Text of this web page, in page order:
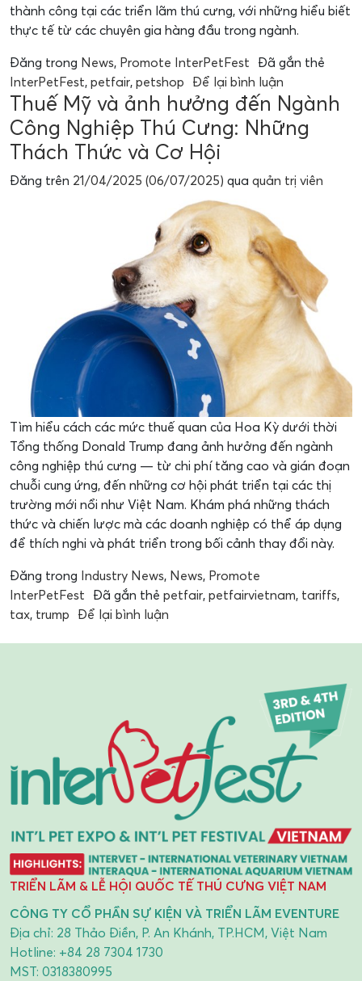
thành công tại các triển lãm thú cưng, với những hiểu biết
thực tế từ các chuyên gia hàng đầu trong ngành.
Đăng trong News, Promote InterPetFest Đã gắn thẻ
InterPetFest, petfair, petshop Để lại bình luận
Thuế Mỹ và ảnh hưởng đến Ngành
Công Nghiệp Thú Cưng: Những
Thách Thức và Cơ Hội
Đăng trên 21/04/2025 (06/07/2025) qua quản trị viên
Tìm hiểu cách các mức thuế quan của Hoa Kỳ dưới thời
Tổng thống Donald Trump đang ảnh hưởng đến ngành
công nghiệp thú cưng — từ chi phí tăng cao và gián đoạn
chuỗi cung ứng, đến những cơ hội phát triển tại các thị
trường mới nổi như Việt Nam. Khám phá những thách
thức và chiến lược mà các doanh nghiệp có thể áp dụng
để thích nghi và phát triển trong bối cảnh thay đổi này.
Đăng trong Industry News, News, Promote
InterPetFest Đã gắn thẻ petfair, petfairvietnam, tariffs,
tax, trump Để lại bình luận
TRIỂN LÃM & LỄ HỘI QUỐC TẾ THÚ CƯNG VIỆT NAM
CÔNG TY CỔ PHẦN SỰ KIỆN VÀ TRIỂN LÃM EVENTURE
Địa chỉ: 28 Thảo Điền, P. An Khánh, TP.HCM, Việt Nam
Hotline: +84 28 7304 1730
MST: 0318380995